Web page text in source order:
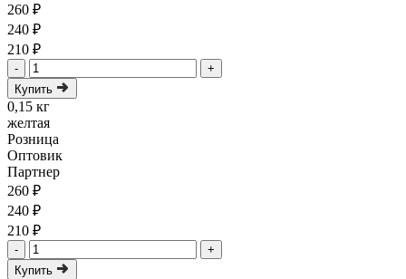
260 ₽
240 ₽
210 ₽
-
+
Купить
0,15 кг
желтая
Розница
Оптовик
Партнер
260 ₽
240 ₽
210 ₽
-
+
Купить